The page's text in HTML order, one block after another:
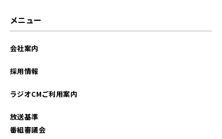
メニュー
会社案内
採用情報
ラジオCMご利用案内
放送基準
番組審議会